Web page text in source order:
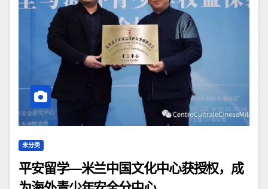
未分类
平安留学—米兰中国文化中心获授权，成